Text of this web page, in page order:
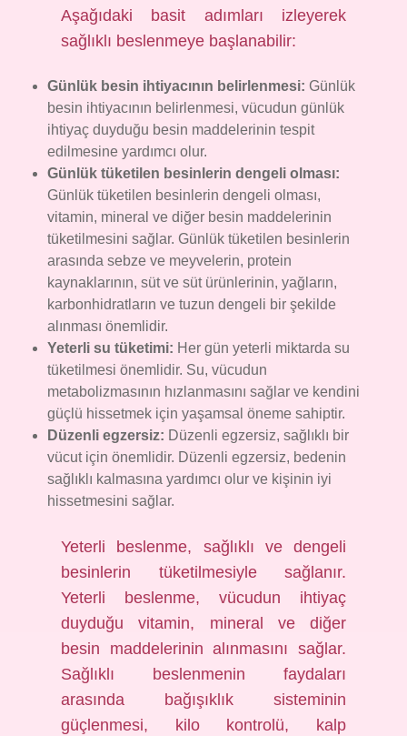
Aşağıdaki basit adımları izleyerek
sağlıklı beslenmeye başlanabilir:
Günlük besin ihtiyacının belirlenmesi: Günlük
besin ihtiyacının belirlenmesi, vücudun günlük
ihtiyaç duyduğu besin maddelerinin tespit
edilmesine yardımcı olur.
Günlük tüketilen besinlerin dengeli olması:
Günlük tüketilen besinlerin dengeli olması,
vitamin, mineral ve diğer besin maddelerinin
tüketilmesini sağlar. Günlük tüketilen besinlerin
arasında sebze ve meyvelerin, protein
kaynaklarının, süt ve süt ürünlerinin, yağların,
karbonhidratların ve tuzun dengeli bir şekilde
alınması önemlidir.
Yeterli su tüketimi: Her gün yeterli miktarda su
tüketilmesi önemlidir. Su, vücudun
metabolizmasının hızlanmasını sağlar ve kendini
güçlü hissetmek için yaşamsal öneme sahiptir.
Düzenli egzersiz: Düzenli egzersiz, sağlıklı bir
vücut için önemlidir. Düzenli egzersiz, bedenin
sağlıklı kalmasına yardımcı olur ve kişinin iyi
hissetmesini sağlar.
Yeterli beslenme, sağlıklı ve dengeli
besinlerin tüketilmesiyle sağlanır.
Yeterli beslenme, vücudun ihtiyaç
duyduğu vitamin, mineral ve diğer
besin maddelerinin alınmasını sağlar.
Sağlıklı beslenmenin faydaları
arasında bağışıklık sisteminin
güçlenmesi, kilo kontrolü, kalp